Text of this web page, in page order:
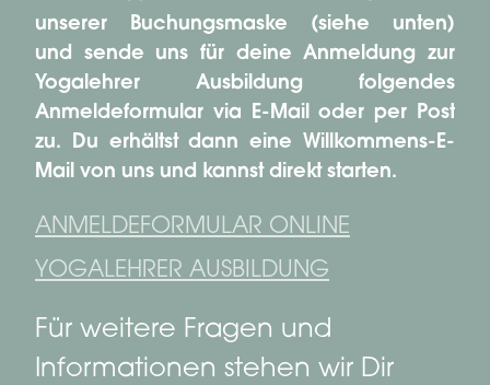
unserer Buchungsmaske (siehe unten)
und sende uns für deine Anmeldung zur
Yogalehrer Ausbildung folgendes
Anmeldeformular via E-Mail oder per Post
zu. Du erhältst dann eine Willkommens-E-
Mail von uns und kannst direkt starten.
ANMELDEFORMULAR ONLINE
YOGALEHRER AUSBILDUNG
Für weitere Fragen und
Informationen stehen wir Dir